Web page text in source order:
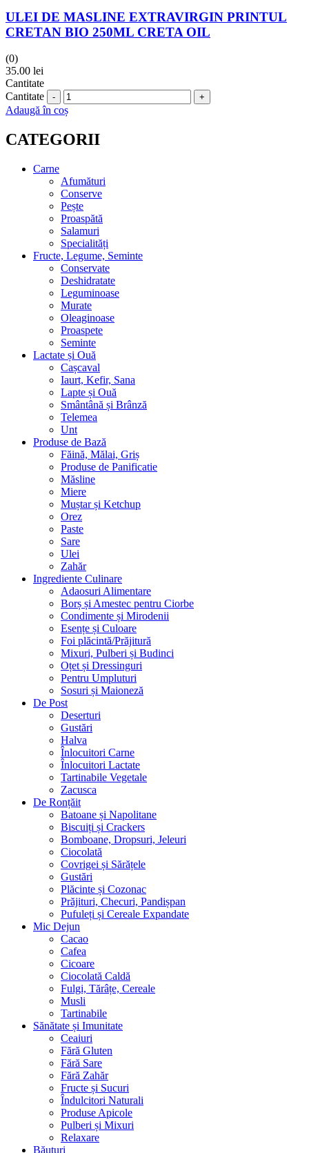
ULEI DE MASLINE EXTRAVIRGIN PRINTUL
CRETAN BIO 250ML CRETA OIL
(0)
35.00 lei
Cantitate
Cantitate
Adaugă în coș
CATEGORII
Carne
Afumături
Conserve
Pește
Proaspătă
Salamuri
Specialități
Fructe, Legume, Seminte
Conservate
Deshidratate
Leguminoase
Murate
Oleaginoase
Proaspete
Seminte
Lactate și Ouă
Cașcaval
Iaurt, Kefir, Sana
Lapte și Ouă
Smântână și Brânză
Telemea
Unt
Produse de Bază
Făină, Mălai, Griș
Produse de Panificatie
Măsline
Miere
Muștar și Ketchup
Orez
Paste
Sare
Ulei
Zahăr
Ingrediente Culinare
Adaosuri Alimentare
Borș și Amestec pentru Ciorbe
Condimente și Mirodenii
Esențe și Culoare
Foi plăcintă/Prăjitură
Mixuri, Pulberi și Budinci
Oțet și Dressinguri
Pentru Umpluturi
Sosuri și Maioneză
De Post
Deserturi
Gustări
Halva
Înlocuitori Carne
Înlocuitori Lactate
Tartinabile Vegetale
Zacusca
De Ronțăit
Batoane și Napolitane
Biscuiți și Crackers
Bomboane, Dropsuri, Jeleuri
Ciocolată
Covrigei și Sărățele
Gustări
Plăcinte și Cozonac
Prăjituri, Checuri, Pandișpan
Pufuleți și Cereale Expandate
Mic Dejun
Cacao
Cafea
Cicoare
Ciocolată Caldă
Fulgi, Tărâțe, Cereale
Musli
Tartinabile
Sănătate și Imunitate
Ceaiuri
Fără Gluten
Fără Sare
Fără Zahăr
Fructe și Sucuri
Îndulcitori Naturali
Produse Apicole
Pulberi și Mixuri
Relaxare
Băuturi